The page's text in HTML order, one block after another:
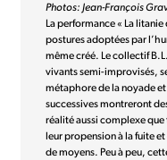
Photos: Jean-François
La performance « La
postures adoptées par
même créé. Le collectif
vivants semi-improvisés,
métaphore de la noyade et
successives montreront
réalité aussi complexe
leur propension à la fuite
de moyens. Peu à peu,